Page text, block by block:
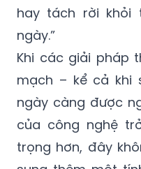
hay tách rời khỏi
ngày.”
Khi các giải pháp
mạch – kể cả khi
ngày càng được
của công nghệ
trọng hơn, đây